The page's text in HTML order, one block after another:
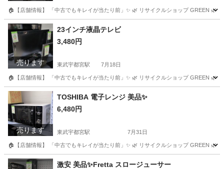
🏠【店舗情報】 「中古でもキレイが当たり前」✨ 🌿 リサイクルショップ GREEN 🌿
栃木 宇都宮市 東武宇都宮駅 キッチン家電
売ります
23インチ液晶テレビ
3,480円
東武宇都宮駅 7月18日
🏠【店舗情報】 「中古でもキレイが当たり前」✨ 🌿 リサイクルショップ GREEN 🌿
栃木 宇都宮市 東武宇都宮駅 PCパーツ
売ります
TOSHIBA 電子レンジ 美品✨
6,480円
東武宇都宮駅 7月31日
🏠【店舗情報】 「中古でもキレイが当たり前」✨ 🌿 リサイクルショップ GREEN 🌿
栃木 宇都宮市 東武宇都宮駅 キッチン家電
激安 美品✨Fretta スロージューサー